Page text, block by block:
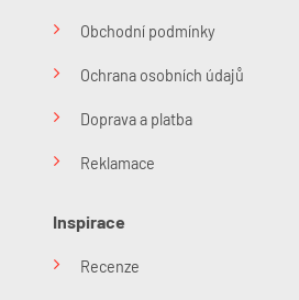
Obchodní podmínky
Ochrana osobních údajů
Doprava a platba
Reklamace
Inspirace
Recenze